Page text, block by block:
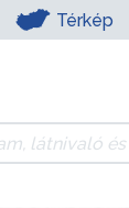
Térkép